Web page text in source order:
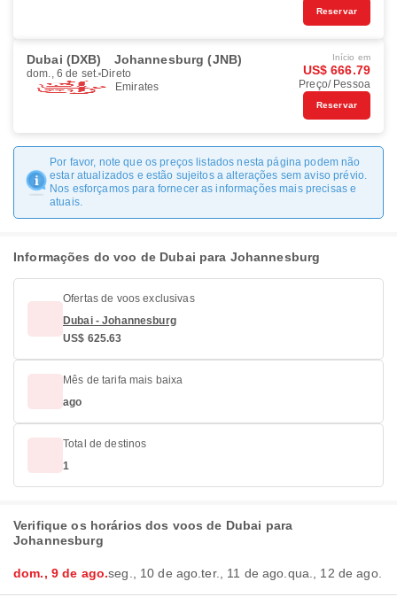
Reservar
Dubai (DXB) Johannesburg (JNB)
dom., 6 de set. Direto
Emirates
Início em
US$ 666.79
Preço/ Pessoa
Reservar
Por favor, note que os preços listados nesta página podem não
estar atualizados e estão sujeitos a alterações sem aviso prévio.
Nos esforçamos para fornecer as informações mais precisas e
atuais.
Informações do voo de Dubai para Johannesburg
Ofertas de voos exclusivas
Dubai - Johannesburg
US$ 625.63
Mês de tarifa mais baixa
ago
Total de destinos
1
Verifique os horários dos voos de Dubai para
Johannesburg
dom., 9 de ago.seg., 10 de ago.ter., 11 de ago. qua., 12 de ago.